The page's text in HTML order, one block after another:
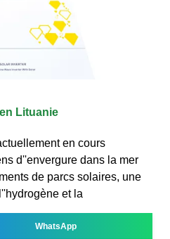
Lituanie
en cours
d''envergure dans la mer
de parcs solaires, une
et la
WhatsApp